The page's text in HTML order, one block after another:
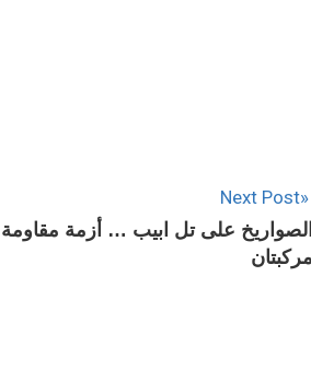
Next Post
الصواريخ على تل ابيب … أزمة مقاومة
مركبتان